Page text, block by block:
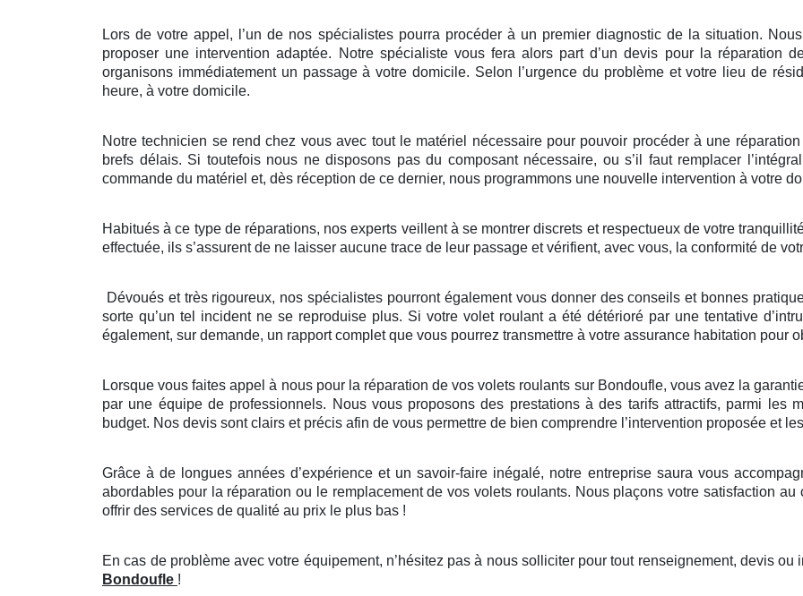
Lors de votre appel, l’un de nos spécialistes pourra procéder à un premier diagnostic de la situation.
proposer une intervention adaptée. Notre spécialiste vous fera alors part d’un devis pour la réparation
organisons immédiatement un passage à votre domicile. Selon l’urgence du problème et votre lieu de
heure, à votre domicile.
Notre technicien se rend chez vous avec tout le matériel nécessaire pour pouvoir procéder à une
brefs délais. Si toutefois nous ne disposons pas du composant nécessaire, ou s’il faut remplacer
commande du matériel et, dès réception de ce dernier, nous programmons une nouvelle intervention à votre
Habitués à ce type de réparations, nos experts veillent à se montrer discrets et respectueux de votre
effectuée, ils s’assurent de ne laisser aucune trace de leur passage et vérifient, avec vous, la conformité de
Dévoués et très rigoureux, nos spécialistes pourront également vous donner des conseils et bonnes
sorte qu’un tel incident ne se reproduise plus. Si votre volet roulant a été détérioré par une tentative
également, sur demande, un rapport complet que vous pourrez transmettre à votre assurance habitation pour
Lorsque vous faites appel à nous pour la réparation de vos volets roulants sur Bondoufle, vous avez la
par une équipe de professionnels. Nous vous proposons des prestations à des tarifs attractifs, parmi les
budget. Nos devis sont clairs et précis afin de vous permettre de bien comprendre l’intervention proposée et
Grâce à de longues années d’expérience et un savoir-faire inégalé, notre entreprise saura vous
abordables pour la réparation ou le remplacement de vos volets roulants. Nous plaçons votre satisfaction
offrir des services de qualité au prix le plus bas !
En cas de problème avec votre équipement, n’hésitez pas à nous solliciter pour tout renseignement, devis
Bondoufle !